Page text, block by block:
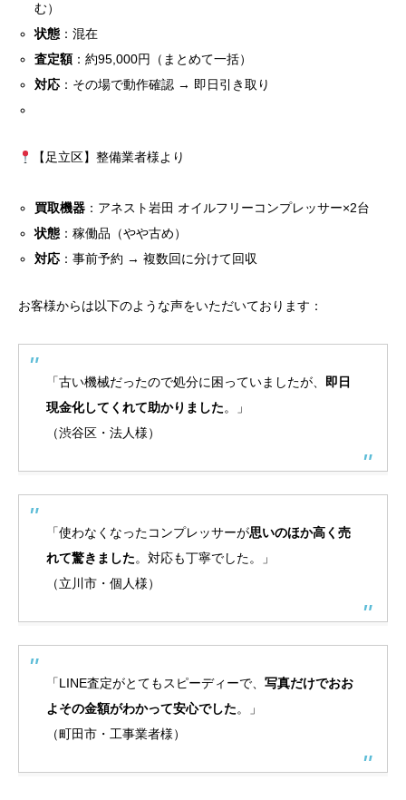
む）
状態 ：混在
査定額：約95,000円（まとめて一括）
対応 ：その場で動作確認 → 即日引き取り
【足立区】整備業者様より
買取機器 ：アネスト岩田 オイルフリーコンプレッサー×2台
状態 ：稼働品（やや古め）
対応 ：事前予約 → 複数回に分けて回収
お客様からは以下のような声をいただいております：
「古い機械だったので処分に困っていましたが、 即日
現金化してくれて助かりました。」
（渋谷区・法人様）
「使わなくなったコンプレッサーが思いのほか高く売
れて驚きました。対応も丁寧でした。」
（立川市・個人様）
「LINE査定がとてもスピーディーで、 写真だけでおお
よその金額がわかって安心でした。」
（町田市・工事業者様）